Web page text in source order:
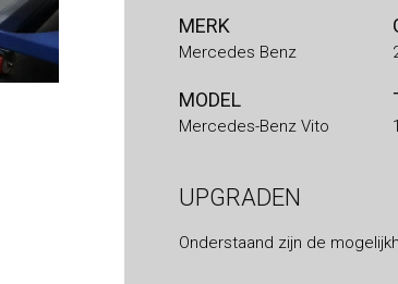
MERK
Mercedes Benz
MODEL
Mercedes-Benz Vito
UPGRADEN
Onderstaand zijn de